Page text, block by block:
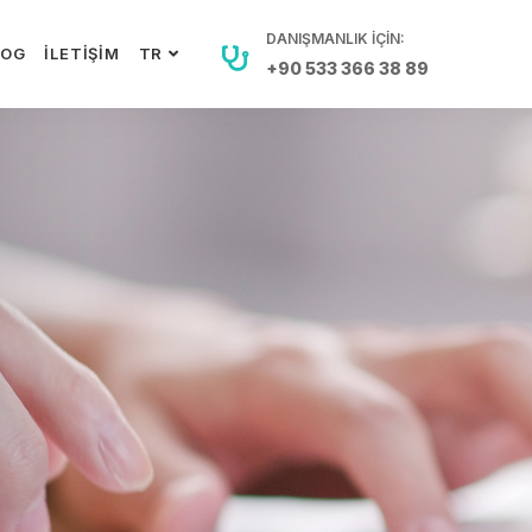
DANIŞMANLIK IÇIN:
+90 533 366 38 89
İLETIŞIM TR